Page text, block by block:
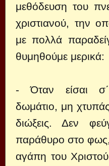
μεθόδευση του
χριστιανού, την
με πολλά
θυμηθούμε μερικά:
- Όταν είσαι σ΄
δωμάτιο, μη
διώξεις. Δεν
παράθυρο στο
αγάπη του